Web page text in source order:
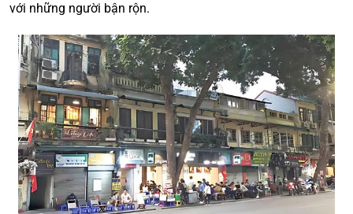
với những người bận rộn.